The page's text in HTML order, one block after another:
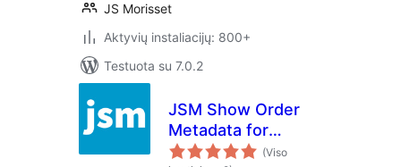
JS Morisset
Aktyvių instaliacijų: 800+
Testuota su 7.0.2
JSM Show Order
Metadata for
WooCommerce
(Viso